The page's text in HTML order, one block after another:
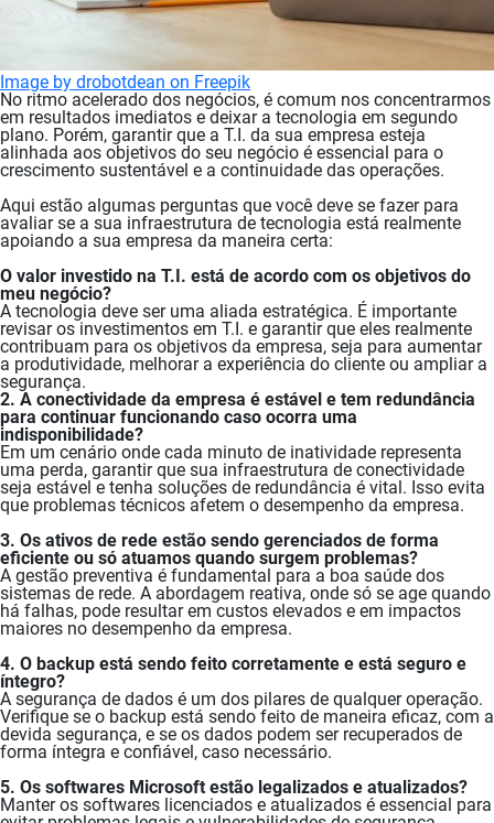
Image by drobotdean on Freepik
No ritmo acelerado dos negócios, é comum nos concentrarmos
em resultados imediatos e deixar a tecnologia em segundo
plano. Porém, garantir que a T.I. da sua empresa esteja
alinhada aos objetivos do seu negócio é essencial para o
crescimento sustentável e a continuidade das operações.
Aqui estão algumas perguntas que você deve se fazer para
avaliar se a sua infraestrutura de tecnologia está realmente
apoiando a sua empresa da maneira certa:
O valor investido na T.I. está de acordo com os objetivos do
meu negócio?
A tecnologia deve ser uma aliada estratégica. É importante
revisar os investimentos em T.I. e garantir que eles realmente
contribuam para os objetivos da empresa, seja para aumentar
a produtividade, melhorar a experiência do cliente ou ampliar a
segurança.
2. A conectividade da empresa é estável e tem redundância
para continuar funcionando caso ocorra uma
indisponibilidade?
Em um cenário onde cada minuto de inatividade representa
uma perda, garantir que sua infraestrutura de conectividade
seja estável e tenha soluções de redundância é vital. Isso evita
que problemas técnicos afetem o desempenho da empresa.
3. Os ativos de rede estão sendo gerenciados de forma
eficiente ou só atuamos quando surgem problemas?
A gestão preventiva é fundamental para a boa saúde dos
sistemas de rede. A abordagem reativa, onde só se age quando
há falhas, pode resultar em custos elevados e em impactos
maiores no desempenho da empresa.
4. O backup está sendo feito corretamente e está seguro e
íntegro?
A segurança de dados é um dos pilares de qualquer operação.
Verifique se o backup está sendo feito de maneira eficaz, com a
devida segurança, e se os dados podem ser recuperados de
forma íntegra e confiável, caso necessário.
5. Os softwares Microsoft estão legalizados e atualizados?
Manter os softwares licenciados e atualizados é essencial para